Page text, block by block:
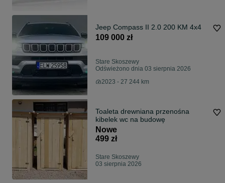
Jeep Compass II 2.0 200 KM 4x4
109 000 zł
Stare Skoszewy
Odświeżono dnia 03 sierpnia 2026
2023 - 27 244 km
Toaleta drewniana przenośna
kibelek wc na budowę
Nowe
499 zł
Stare Skoszewy
03 sierpnia 2026